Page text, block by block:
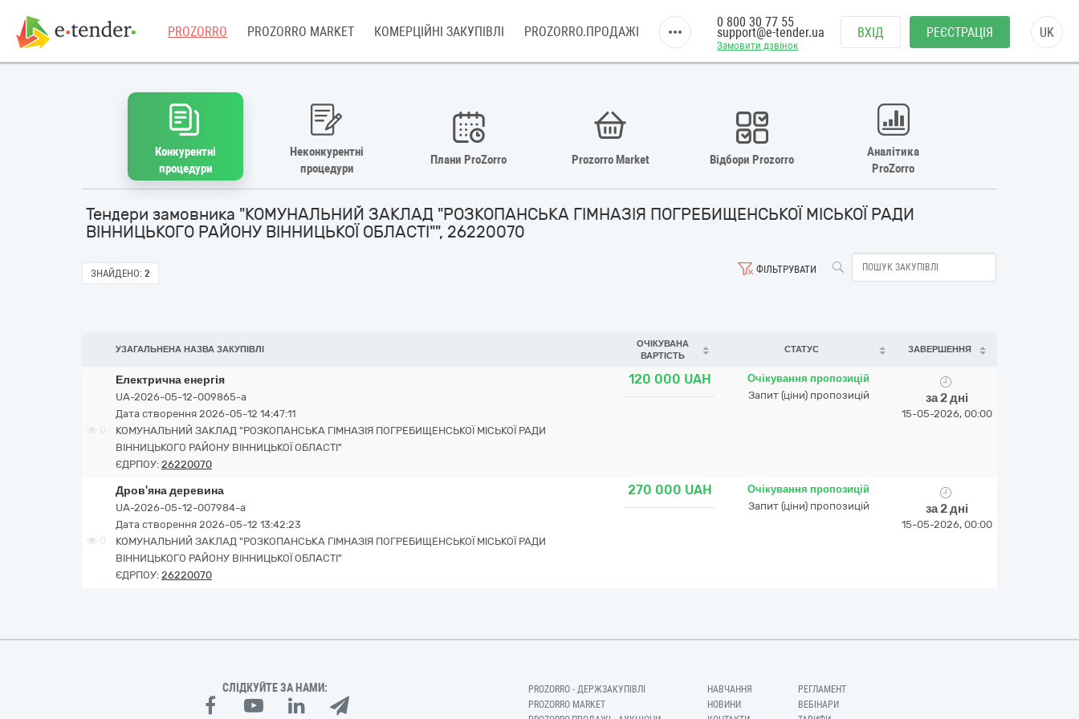
PROZORRO PROZORRO MARKET КОМЕРЦІЙНІ ЗАКУПІВЛІ PROZORRO.ПРОДАЖІ
Замовити дзвінок
0 800 30 77 55
support@e-tender.ua ВХІД РЕЄСТРАЦІЯ UK
Конкурентні
процедури
Неконкурентні
процедури
Плани ProZorro Prozorro Market Відбори Prozorro
Аналітика
ProZorro
Тендери замовника "КОМУНАЛЬНИЙ ЗАКЛАД "РОЗКОПАНСЬКА ГІМНАЗІЯ ПОГРЕБИЩЕНСЬКОЇ МІСЬКОЇ РАДИ
ВІННИЦЬКОГО РАЙОНУ ВІННИЦЬКОЇ ОБЛАСТІ"", 26220070
ФІЛЬТРУВАТИ
ЗНАЙДЕНО: 2
УЗАГАЛЬНЕНА НАЗВА ЗАКУПІВЛІ
ОЧІКУВАНА
ВАРТІСТЬ
СТАТУС ЗАВЕРШЕННЯ
Електрична енергія
UA-2026-05-12-009865-a
Дата створення 2026-05-12 14:47:11
КОМУНАЛЬНИЙ ЗАКЛАД "РОЗКОПАНСЬКА ГІМНАЗІЯ ПОГРЕБИЩЕНСЬКОЇ МІСЬКОЇ РАДИ
ВІННИЦЬКОГО РАЙОНУ ВІННИЦЬКОЇ ОБЛАСТІ"
ЄДРПОУ: 26220070
120 000 UAH
Очікування пропозицій
Запит (ціни) пропозицій
за 2 дні
15-05-2026, 00:00
0
Дров'яна деревина
UA-2026-05-12-007984-a
Дата створення 2026-05-12 13:42:23
КОМУНАЛЬНИЙ ЗАКЛАД "РОЗКОПАНСЬКА ГІМНАЗІЯ ПОГРЕБИЩЕНСЬКОЇ МІСЬКОЇ РАДИ
ВІННИЦЬКОГО РАЙОНУ ВІННИЦЬКОЇ ОБЛАСТІ"
ЄДРПОУ: 26220070
270 000 UAH
Очікування пропозицій
Запит (ціни) пропозицій
за 2 дні
15-05-2026, 00:00
СЛІДКУЙТЕ ЗА НАМИ:
PROZORRO - ДЕРЖЗАКУПІВЛІ
PROZORRO MARKET
НАВЧАННЯ
НОВИНИ
РЕГЛАМЕНТ
ВЕБІНАРИ